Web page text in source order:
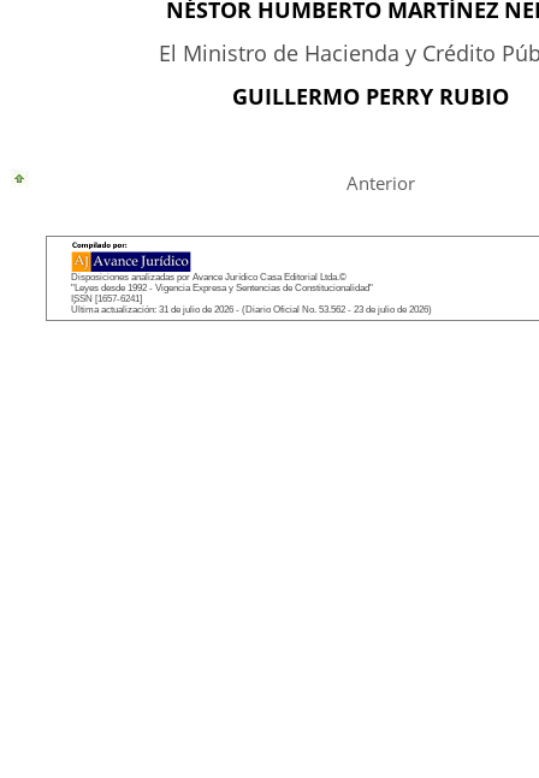
NÉSTOR HUMBERTO MARTÍNEZ
El Ministro de Hacienda y Crédito
GUILLERMO PERRY RUBIO
Anterior
Disposiciones analizadas por Avance Jurídico Casa Editorial Ltda.©
"Leyes desde 1992 - Vigencia Expresa y Sentencias de Constitucionalidad"
ISSN [1657-6241]
Última actualización: 31 de julio de 2026 - (Diario Oficial No. 53.562 - 23 de julio de 2026)